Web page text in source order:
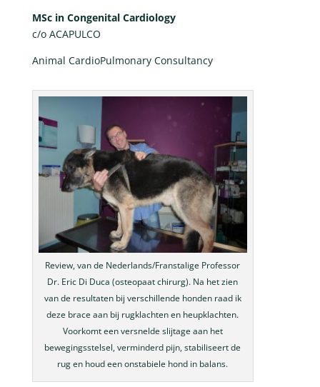
MSc in Congenital Cardiology
c/o ACAPULCO
Animal CardioPulmonary Consultancy
Review, van de Nederlands/Franstalige Professor
Dr. Eric Di Duca (osteopaat chirurg). Na het zien
van de resultaten bij verschillende honden raad ik
deze brace aan bij rugklachten en heupklachten.
Voorkomt een versnelde slijtage aan het
bewegingsstelsel, verminderd pijn, stabiliseert de
rug en houd een onstabiele hond in balans.